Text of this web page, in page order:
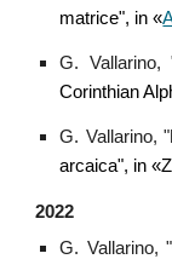
matrice", in «
G. Vallarino,
Corinthian
G. Vallarino, "
arcaica", in
2022
G. Vallarino, "